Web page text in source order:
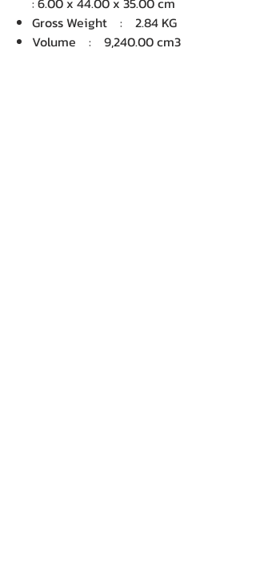
Gross Weight : 2.84 KG
Volume : 9,240.00 cm3